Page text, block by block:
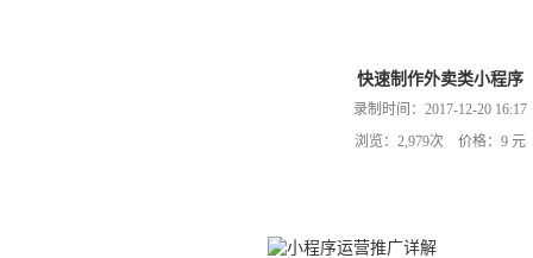
快速制作外卖类小程序
录制时间：2017-12-20 16:17
浏览：2,979次 价格：9 元